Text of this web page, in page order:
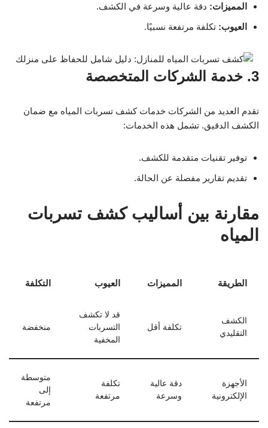
المميزات: دقة عالية وسرعة في الكشف.
العيوب: تكلفة مرتفعة نسبيًا.
3. خدمة الشركات المتخصصة
تقدم العديد من الشركات خدمات كشف تسربات المياه مع ضمان
الكشف الدقيق. تشمل هذه الخدمات:
توفير تقنيات متقدمة للكشف.
تقديم تقارير مفصلة عن الحالة.
مقارنة بين أساليب كشف تسربات
المياه
الطريقة المميزات العيوب التكلفة
الكشف
التقليدي
تكلفة أقل
قد لا تكشف
التسربات
المخفية
منخفضة
الأجهزة
الإلكترونية
دقة عالية
وسرعة
تكلفة
مرتفعة
متوسطة
إلى
مرتفعة